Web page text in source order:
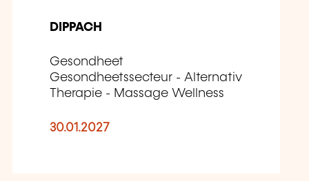
DIPPACH
Gesondheet
Gesondheetssecteur - Alternativ
Therapie - Massage Wellness
30.01.2027